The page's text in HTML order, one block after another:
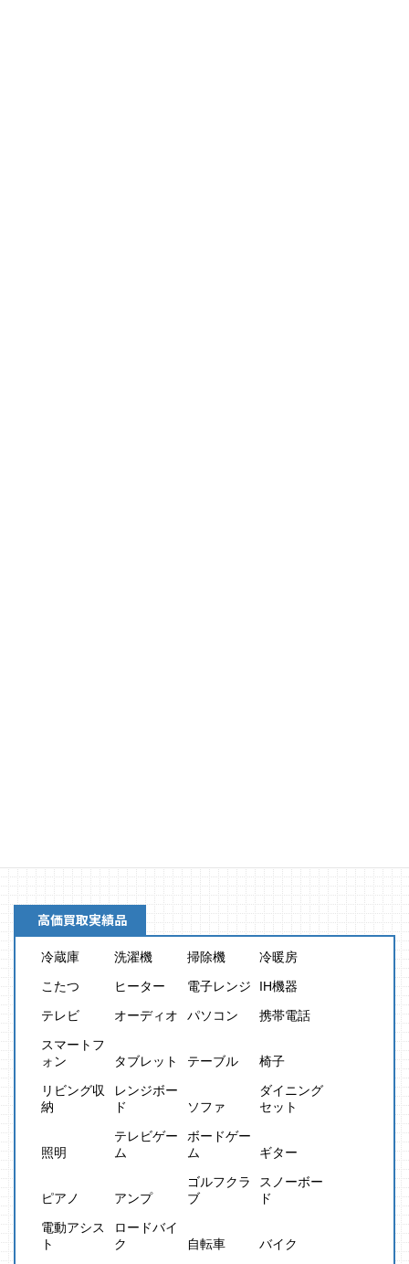
高価買取実績品
冷蔵庫 洗濯機 掃除機
冷暖房
こたつ
ヒーター 電子レンジ
IH機器
テレビ
オーディオ パソコン
携帯電話
スマートフ
ォン
タブレット テーブル
椅子
リビング収
納
レンジボー
ド
ソファ
ダイニング
セット
照明
テレビゲー
ム
ボードゲー
ム
ギター
ピアノ アンプ
ゴルフクラ
ブ
スノーボー
ド
電動アシス
ト
ロードバイ
ク
自転車 バイク